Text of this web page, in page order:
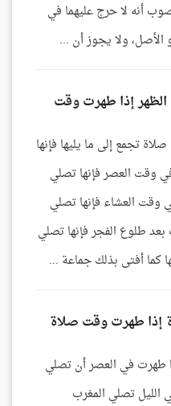
أنه لا حرج عليهما في
الأصل، ولا يجوز أن ...
إذا طهرت وقت
تجمع إلى ما يليها فإنها
وقت العصر فإنها تصلي
وقت العشاء فإنها تصلي
طلوع الفجر فإنها تصلي
كما أفتى بذلك جماعة ...
إذا طهرت وقت صلاة
طهرت في العصر أن تصلي
الليل تصلي المغرب